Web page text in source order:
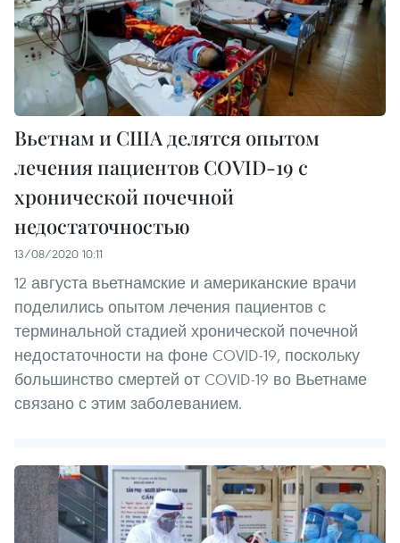
Вьетнам и США делятся опытом
лечения пациентов COVID-19 с
хронической почечной
недостаточностью
13/08/2020 10:11
12 августа вьетнамские и американские врачи
поделились опытом лечения пациентов с
терминальной стадией хронической почечной
недостаточности на фоне COVID-19, поскольку
большинство смертей от COVID-19 во Вьетнаме
связано с этим заболеванием.